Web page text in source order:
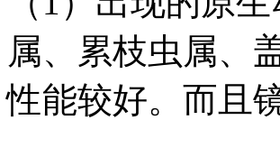
属、累枝虫属、
性能较好。而且